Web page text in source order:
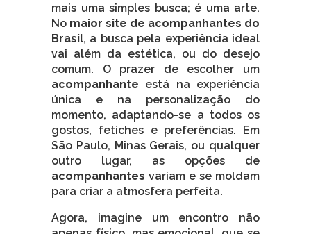
mais uma simples busca; é uma arte.
No maior site de acompanhantes do
Brasil, a busca pela experiência ideal
vai além da estética, ou do desejo
comum. O prazer de escolher um
acompanhante está na experiência
única e na personalização do
momento, adaptando-se a todos os
gostos, fetiches e preferências. Em
São Paulo, Minas Gerais, ou qualquer
outro lugar, as opções de
acompanhantes variam e se moldam
para criar a atmosfera perfeita.
Agora, imagine um encontro não